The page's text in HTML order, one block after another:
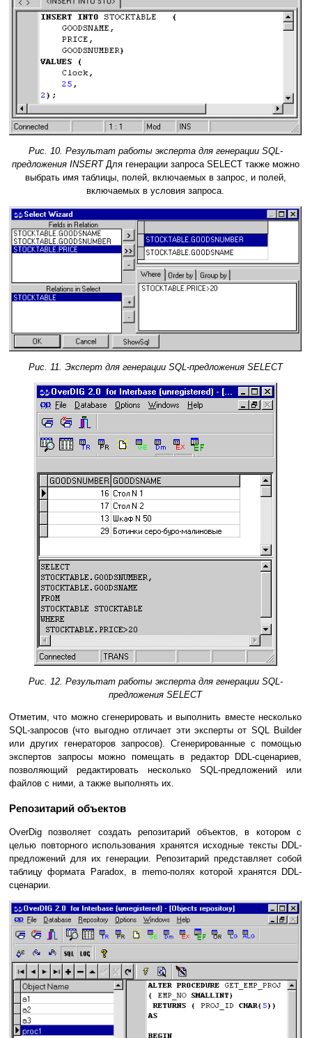
Рис. 10. Результат работы эксперта для генерации SQL-
предложения INSERTДля генерации запроса SELECT также можно
выбрать имя таблицы, полей, включаемых в запрос, и полей,
включаемых в условия запроса.
Рис. 11. Эксперт для генерации SQL-предложения SELECT
Рис. 12. Результат работы эксперта для генерации SQL-
предложения SELECT
Отметим, что можно сгенерировать и выполнить вместе несколько
SQL-запросов (что выгодно отличает эти эксперты от SQL Builder
или других генераторов запросов). Сгенерированные с помощью
экспертов запросы можно помещать в редактор DDL-сценариев,
позволяющий редактировать несколько SQL-предложений или
файлов с ними, а также выполнять их.
Репозитарий объектов
OverDig позволяет создать репозитарий объектов, в котором с
целью повторного использования хранятся исходные тексты DDL-
предложений для их генерации. Репозитарий представляет собой
таблицу формата Paradox, в memo-полях которой хранятся DDL-
сценарии.